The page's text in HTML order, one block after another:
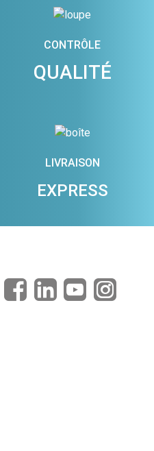
CONTRÔLE
QUALITÉ
LIVRAISON
EXPRESS